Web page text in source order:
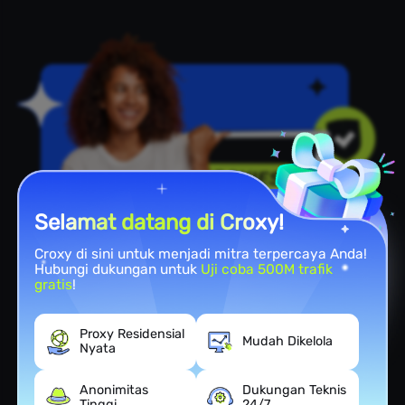
Manfaat Menggunakan Reddit
Proxy
Selamat datang di Croxy!
Croxy di sini untuk menjadi mitra terpercaya Anda!
Hubungi dukungan untuk Uji coba 500M trafik
gratis!
Proxy Residensial
Nyata
Mudah Dikelola
Anonimitas
Dukungan Teknis